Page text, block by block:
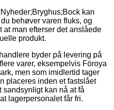
kan
behøver varen fluks, og
at man efterser det anslåede
produkt.
byder på levering på
varer, eksempelvis Föroya
men som imidlertid tager
placeres inden et fastslået
kan nå at få
lagerpersonalet får fri.